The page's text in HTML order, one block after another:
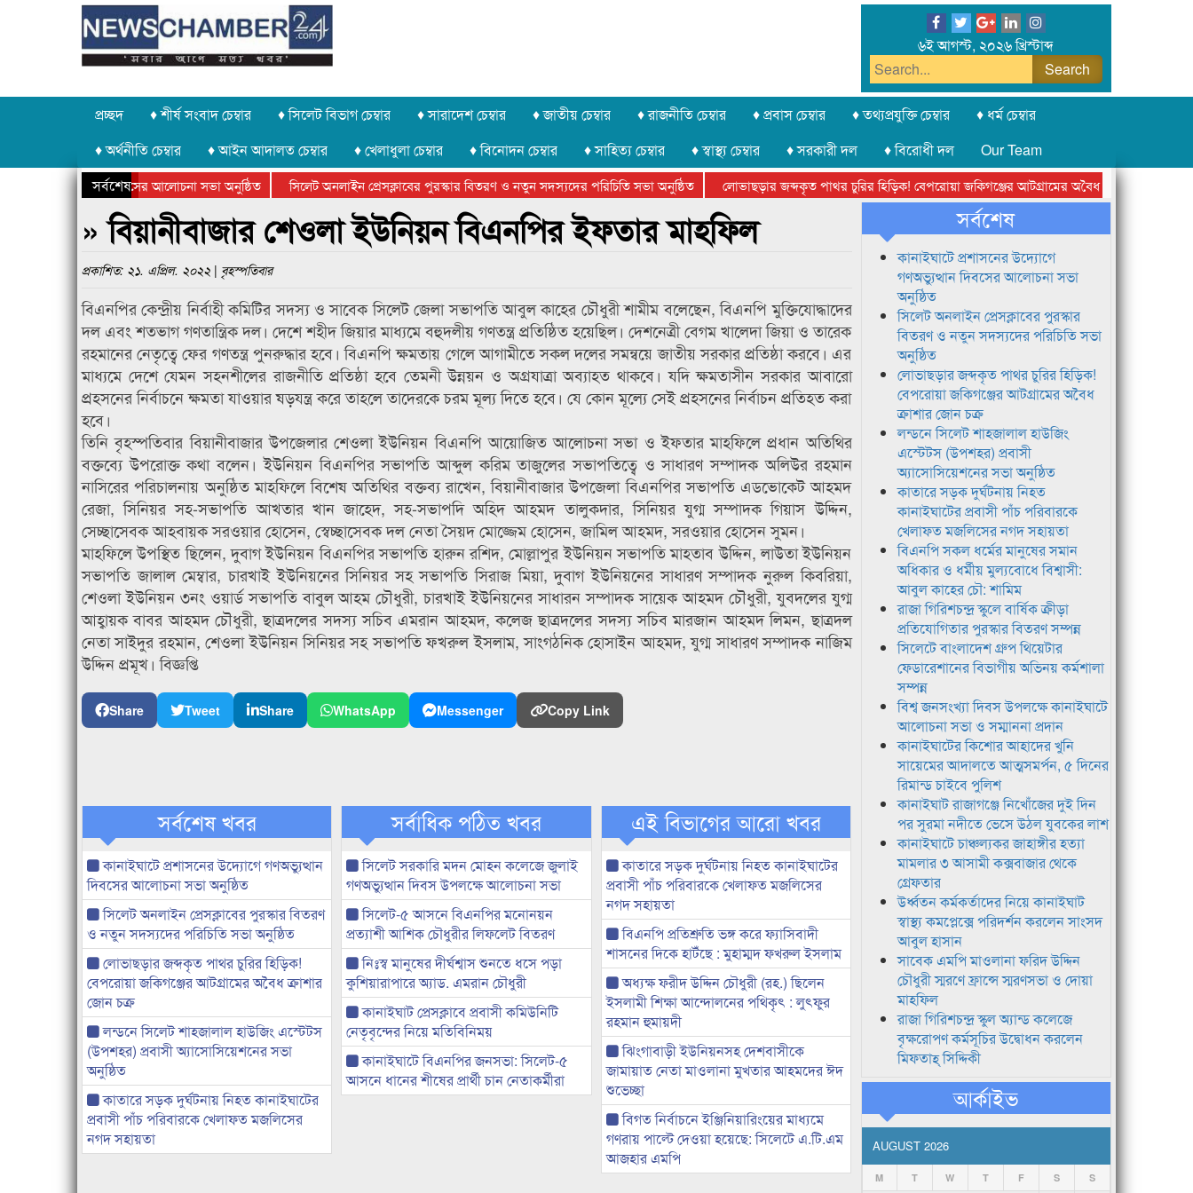
৬ই আগস্ট, ২০২৬ খ্রিস্টাব্দ
প্রচ্ছদ ♦ শীর্ষ সংবাদ চেম্বার ♦ সিলেট বিভাগ চেম্বার ♦ সারাদেশ চেম্বার ♦ জাতীয় চেম্বার ♦ রাজনীতি চেম্বার ♦ প্রবাস চেম্বার ♦ তথ্যপ্রযুক্তি চেম্বার
♦ ধর্ম চেম্বার
♦ অর্থনীতি চেম্বার
♦ আইন আদালত চেম্বার ♦ খেলাধুলা চেম্বার ♦ বিনোদন চেম্বার ♦ সাহিত্য চেম্বার ♦ স্বাস্থ্য চেম্বার ♦ সরকারী দল ♦ বিরোধী দল
Our Team
সর্বশেষ
গণঅভ্যুত্থান দিবসের আলোচনা সভা অনুষ্ঠিত সিলেট অনলাইন প্রেসক্লাবের পুরস্কার বিতরণ ও নতুন সদস্যদের পরিচিতি সভা অনুষ্ঠিত
লোভাছড়ার জব্দকৃত পাথর চুরির হিড়িক! বেপরোয়া জকিগঞ্জের আটগ্রামের অবৈধ ক্রাশার জোন চক্র
কানাইঘাটে আলোচনা সভা ও সম্মাননা প্রদান
কানাইঘাটের কিশোর আহাদের খুনি সায়েমের আদালতে আত্মসমর্পন, ৫ দিনের রিমান্ড চাইবে পুলিশ
» বিয়ানীবাজার শেওলা ইউনিয়ন বিএনপির ইফতার মাহফিল
প্রকাশিত: ২১. এপ্রিল. ২০২২ | বৃহস্পতিবার
বিএনপির কেন্দ্রীয় নির্বাহী কমিটির সদস্য ও সাবেক সিলেট জেলা সভাপতি আবুল কাহের চৌধুরী শামীম বলেছেন, বিএনপি মুক্তিযোদ্ধাদের
দল এবং শতভাগ গণতান্ত্রিক দল। দেশে শহীদ জিয়ার মাধ্যমে বহুদলীয় গণতন্ত্র প্রতিষ্ঠিত হয়েছিল। দেশনেত্রী বেগম খালেদা জিয়া ও তারেক
রহমানের নেতৃত্বে ফের গণতন্ত্র পুনরুদ্ধার হবে। বিএনপি ক্ষমতায় গেলে আগামীতে সকল দলের সমন্বয়ে জাতীয় সরকার প্রতিষ্ঠা করবে। এর
মাধ্যমে দেশে যেমন সহনশীলের রাজনীতি প্রতিষ্ঠা হবে তেমনী উন্নয়ন ও অগ্রযাত্রা অব্যাহত থাকবে। যদি ক্ষমতাসীন সরকার আবারো
প্রহসনের নির্বাচনে ক্ষমতা যাওয়ার ষড়যন্ত্র করে তাহলে তাদেরকে চরম মূল্য দিতে হবে। যে কোন মূল্যে সেই প্রহসনের নির্বাচন প্রতিহত করা
হবে।
তিনি বৃহস্পতিবার বিয়ানীবাজার উপজেলার শেওলা ইউনিয়ন বিএনপি আয়োজিত আলোচনা সভা ও ইফতার মাহফিলে প্রধান অতিথির
বক্তব্যে উপরোক্ত কথা বলেন। ইউনিয়ন বিএনপির সভাপতি আব্দুল করিম তাজুলের সভাপতিত্বে ও সাধারণ সম্পাদক অলিউর রহমান
নাসিরের পরিচালনায় অনুষ্ঠিত মাহফিলে বিশেষ অতিথির বক্তব্য রাখেন, বিয়ানীবাজার উপজেলা বিএনপির সভাপতি এডভোকেট আহমদ
রেজা, সিনিয়র সহ-সভাপতি আখতার খান জাহেদ, সহ-সভাপদি অহিদ আহমদ তালুকদার, সিনিয়র যুগ্ম সম্পাদক গিয়াস উদ্দিন,
সেচ্ছাসেবক আহবায়ক সরওয়ার হোসেন, স্বেচ্ছাসেবক দল নেতা সৈয়দ মোজ্জেম হোসেন, জামিল আহমদ, সরওয়ার হোসেন সুমন।
মাহফিলে উপস্থিত ছিলেন, দুবাগ ইউনিয়ন বিএনপির সভাপতি হারুন রশিদ, মোল্লাপুর ইউনিয়ন সভাপতি মাহতাব উদ্দিন, লাউতা ইউনিয়ন
সভাপতি জালাল মেম্বার, চারখাই ইউনিয়নের সিনিয়র সহ সভাপতি সিরাজ মিয়া, দুবাগ ইউনিয়নের সাধারণ সম্পাদক নুরুল কিবরিয়া,
শেওলা ইউনিয়ন ৩নং ওয়ার্ড সভাপতি বাবুল আহম চৌধুরী, চারখাই ইউনিয়নের সাধারন সম্পাদক সায়েক আহমদ চৌধুরী, যুবদলের যুগ্ম
আহ্বায়ক বাবর আহমদ চৌধুরী, ছাত্রদলের সদস্য সচিব এমরান আহমদ, কলেজ ছাত্রদলের সদস্য সচিব মারজান আহমদ লিমন, ছাত্রদল
নেতা সাইদুর রহমান, শেওলা ইউনিয়ন সিনিয়র সহ সভাপতি ফখরুল ইসলাম, সাংগঠনিক হোসাইন আহমদ, যুগ্ম সাধারণ সম্পাদক নাজিম
উদ্দিন প্রমূখ। বিজ্ঞপ্তি
Share Tweet Share WhatsApp Messenger Copy Link
সর্বশেষ খবর
কানাইঘাটে প্রশাসনের উদ্যোগে গণঅভ্যুত্থান
দিবসের আলোচনা সভা অনুষ্ঠিত
সিলেট অনলাইন প্রেসক্লাবের পুরস্কার বিতরণ
ও নতুন সদস্যদের পরিচিতি সভা অনুষ্ঠিত
লোভাছড়ার জব্দকৃত পাথর চুরির হিড়িক!
বেপরোয়া জকিগঞ্জের আটগ্রামের অবৈধ ক্রাশার
জোন চক্র
লন্ডনে সিলেট শাহজালাল হাউজিং এস্টেটস
(উপশহর) প্রবাসী অ্যাসোসিয়েশনের সভা
অনুষ্ঠিত
কাতারে সড়ক দুর্ঘটনায় নিহত কানাইঘাটের
প্রবাসী পাঁচ পরিবারকে খেলাফত মজলিসের
নগদ সহায়তা
সর্বাধিক পঠিত খবর
সিলেট সরকারি মদন মোহন কলেজে জুলাই
গণঅভ্যুত্থান দিবস উপলক্ষে আলোচনা সভা
সিলেট-৫ আসনে বিএনপির মনোনয়ন
প্রত্যাশী আশিক চৌধুরীর লিফলেট বিতরণ
নিঃস্ব মানুষের দীর্ঘশ্বাস শুনতে ধসে পড়া
কুশিয়ারাপারে অ্যাড. এমরান চৌধুরী
কানাইঘাট প্রেসক্লাবে প্রবাসী কমিউনিটি
নেতৃবৃন্দের নিয়ে মতিবিনিময়
কানাইঘাটে বিএনপির জনসভা: সিলেট-৫
আসনে ধানের শীষের প্রার্থী চান নেতাকর্মীরা
এই বিভাগের আরো খবর
কাতারে সড়ক দুর্ঘটনায় নিহত কানাইঘাটের
প্রবাসী পাঁচ পরিবারকে খেলাফত মজলিসের
নগদ সহায়তা
বিএনপি প্রতিশ্রুতি ভঙ্গ করে ফ্যাসিবাদী
শাসনের দিকে হাটঁছে : মুহাম্মদ ফখরুল ইসলাম
অধ্যক্ষ ফরীদ উদ্দিন চৌধুরী (রহ.) ছিলেন
ইসলামী শিক্ষা আন্দোলনের পথিকৃৎ : লুৎফুর
রহমান হুমায়দী
ঝিংগাবাড়ী ইউনিয়নসহ দেশবাসীকে
জামায়াত নেতা মাওলানা মুখতার আহমদের ঈদ
শুভেচ্ছা
বিগত নির্বাচনে ইঞ্জিনিয়ারিংয়ের মাধ্যমে
গণরায় পাল্টে দেওয়া হয়েছে: সিলেটে এ.টি.এম
আজহার এমপি
সর্বশেষ
কানাইঘাটে প্রশাসনের উদ্যোগে
গণঅভ্যুত্থান দিবসের আলোচনা সভা
অনুষ্ঠিত
সিলেট অনলাইন প্রেসক্লাবের পুরস্কার
বিতরণ ও নতুন সদস্যদের পরিচিতি সভা
অনুষ্ঠিত
লোভাছড়ার জব্দকৃত পাথর চুরির হিড়িক!
বেপরোয়া জকিগঞ্জের আটগ্রামের অবৈধ
ক্রাশার জোন চক্র
লন্ডনে সিলেট শাহজালাল হাউজিং
এস্টেটস (উপশহর) প্রবাসী
অ্যাসোসিয়েশনের সভা অনুষ্ঠিত
কাতারে সড়ক দুর্ঘটনায় নিহত
কানাইঘাটের প্রবাসী পাঁচ পরিবারকে
খেলাফত মজলিসের নগদ সহায়তা
বিএনপি সকল ধর্মের মানুষের সমান
অধিকার ও ধর্মীয় মুল্যবোধে বিশ্বাসী:
আবুল কাহের চৌ: শামিম
রাজা গিরিশচন্দ্র স্কুলে বার্ষিক ক্রীড়া
প্রতিযোগিতার পুরস্কার বিতরণ সম্পন্ন
সিলেটে বাংলাদেশ গ্রুপ থিয়েটার
ফেডারেশানের বিভাগীয় অভিনয় কর্মশালা
সম্পন্ন
বিশ্ব জনসংখ্যা দিবস উপলক্ষে কানাইঘাটে
আলোচনা সভা ও সম্মাননা প্রদান
কানাইঘাটের কিশোর আহাদের খুনি
সায়েমের আদালতে আত্মসমর্পন, ৫ দিনের
রিমান্ড চাইবে পুলিশ
কানাইঘাট রাজাগঞ্জে নিখোঁজের দুই দিন
পর সুরমা নদীতে ভেসে উঠল যুবকের লাশ
কানাইঘাটে চাঞ্চল্যকর জাহাঙ্গীর হত্যা
মামলার ৩ আসামী কক্সবাজার থেকে
গ্রেফতার
উর্ধ্বতন কর্মকর্তাদের নিয়ে কানাইঘাট
স্বাস্থ্য কমপ্লেক্সে পরিদর্শন করলেন সাংসদ
আবুল হাসান
সাবেক এমপি মাওলানা ফরিদ উদ্দিন
চৌধুরী স্মরণে ফ্রান্সে স্মরণসভা ও দোয়া
মাহফিল
রাজা গিরিশচন্দ্র স্কুল অ্যান্ড কলেজে
বৃক্ষরোপণ কর্মসূচির উদ্বোধন করলেন
মিফতাহ্ সিদ্দিকী
আর্কাইভ
AUGUST 2026
M T W T F S S